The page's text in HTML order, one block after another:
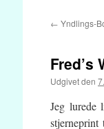
← Yndlings-
Fred’s
Udgivet den
Jeg lurede
stjerneprint